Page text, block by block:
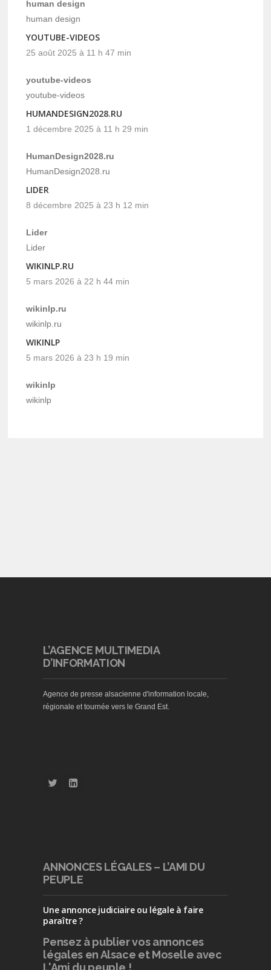
human design
human design
YOUTUBE-VIDEOS
25 août 2025 à 11 h 47 min
youtube-videos
youtube-videos
HUMANDESIGN2028.RU
1 décembre 2025 à 11 h 29 min
HumanDesign2028.ru
HumanDesign2028.ru
LIDER
8 décembre 2025 à 23 h 12 min
Lider
Lider
WIKINLP.RU
5 mars 2026 à 22 h 44 min
wikinlp.ru
wikinlp.ru
WIKINLP
5 mars 2026 à 23 h 19 min
wikinlp
wikinlp
L’AGENCE MULTIMEDIA
D’INFORMATION
Agence de presse alsacienne d'information locale,
régionale et tournée vers le Grand Est.
ANNONCES LÉGALES – L’AMI DU
PEUPLE
Une annonce judiciaire ou légale à faire
paraître ?
Pensez à publiervos annonces
légales en Alsace et Moselle avec
L'Ami du peuple !